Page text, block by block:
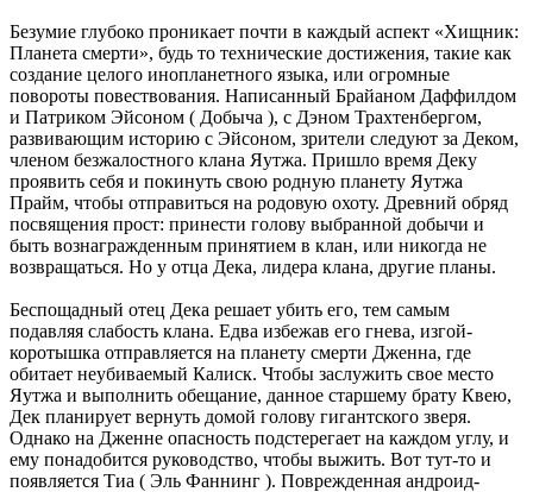
Безумие глубоко проникает почти в каждый аспект «Хищник:
Планета смерти», будь то технические достижения, такие как
создание целого инопланетного языка, или огромные
повороты повествования. Написанный Брайаном Даффилдом
и Патриком Эйсоном ( Добыча ), с Дэном Трахтенбергом,
развивающим историю с Эйсоном, зрители следуют за Деком,
членом безжалостного клана Яутжа. Пришло время Деку
проявить себя и покинуть свою родную планету Яутжа
Прайм, чтобы отправиться на родовую охоту. Древний обряд
посвящения прост: принести голову выбранной добычи и
быть вознагражденным принятием в клан, или никогда не
возвращаться. Но у отца Дека, лидера клана, другие планы.
Беспощадный отец Дека решает убить его, тем самым
подавляя слабость клана. Едва избежав его гнева, изгой-
коротышка отправляется на планету смерти Дженна, где
обитает неубиваемый Калиск. Чтобы заслужить свое место
Яутжа и выполнить обещание, данное старшему брату Квею,
Дек планирует вернуть домой голову гигантского зверя.
Однако на Дженне опасность подстерегает на каждом углу, и
ему понадобится руководство, чтобы выжить. Вот тут-то и
появляется Тиа ( Эль Фаннинг ). Поврежденная андроид-